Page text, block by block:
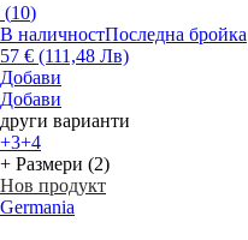
(10)
В наличностПоследна бройка
57 € (111,48 Лв)
Добави
Добави
други варианти
+3+4
+ Размери (2)
Нов продукт
Germania